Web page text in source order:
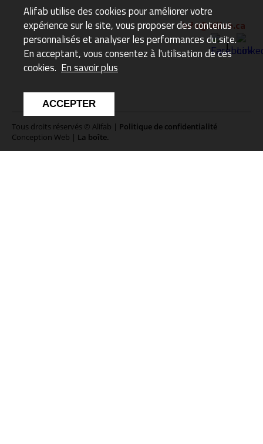
Alifab utilise des cookies pour améliorer votre
expérience sur le site, vous proposer des contenus
personnalisés et analyser les performances du site.
En acceptant, vous consentez à l'utilisation de ces
cookies. En savoir plus
ACCEPTER
info@alifab.ca
Tous droits réservés © Alifab | Politique de confidentialité
Conception Web | La boîte.